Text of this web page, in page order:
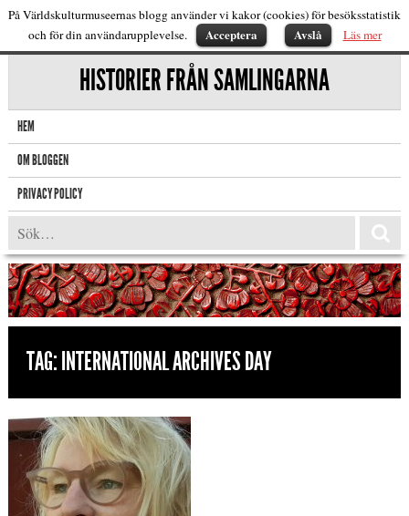
HISTORIER FRÅN SAMLINGARNA
HEM
OM BLOGGEN
PRIVACY POLICY
TAG:INTERNATIONAL ARCHIVES DAY
På Världskulturmuseernas blogg använder vi kakor (cookies) för besöksstatistik
och för din användarupplevelse.
Acceptera Avslå Läs mer